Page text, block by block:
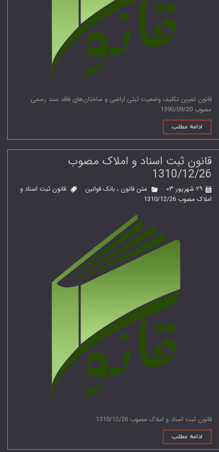
قانون تعیین تکلیف وضعیت ثبتی اراضی و ساختان‌های فاقد سند رسمی
مصوب 1390/09/20
ادامه مطلب
قانون ثبت اسناد و املاک مصوب
1310/12/26
۲۹ شهریور ۰۳ متن قانون ، بانک قوانین
قانون ثبت اسناد و
املاک مصوب 1310/12/26
قانون ثبت اسناد و املاک مصوب 1310/12/26
ادامه مطلب